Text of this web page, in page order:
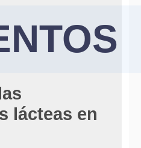
lácteas en